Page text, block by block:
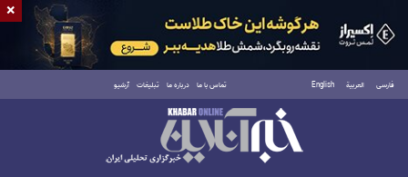
فارسی العربية English تماس با ما درباره ما تبلیغات آرشیو
جمعه ۱۶ مرداد ۱۴۰۵
×